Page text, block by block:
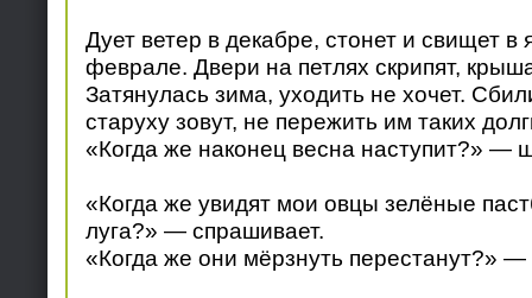
Дует ветер в декабре, стонет и свищет в
феврале. Двери на петлях скрипят,
Затянулась зима, уходить не хочет.
старуху зовут, не пережить им таких
«Когда же наконец весна наступит?» —
«Когда же увидят мои овцы зелёные
луга?» — спрашивает.
«Когда же они мёрзнуть перестанут?»